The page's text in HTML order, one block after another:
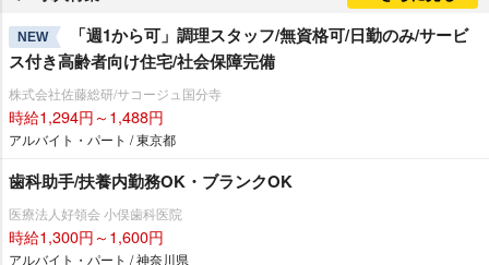
NEW
「週1から可」調理スタッフ/無資格可/日勤のみ/サービ
ス付き高齢者向け住宅/社会保障完備
株式会社佐藤総研/サコージュ国分寺
時給1,294円～1,488円
アルバイト・パート / 東京都
歯科助手/扶養内勤務OK・ブランクOK
医療法人好領会 小俣歯科医院
時給1,300円～1,600円
アルバイト・パート / 神奈川県